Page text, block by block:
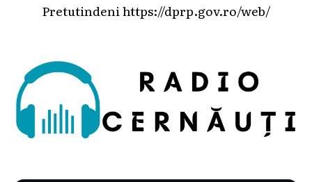
Pretutindeni https://dprp.gov.ro/web/